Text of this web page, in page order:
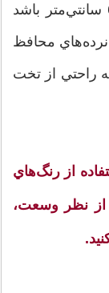
فاصله بين نرده‌هاي محافظش حداکثر 6 سانتي‌متر باشد
نرده‌هاي محافظ
به راحتي از تخت
از رنگ‌هاي
از نظر وسعت،